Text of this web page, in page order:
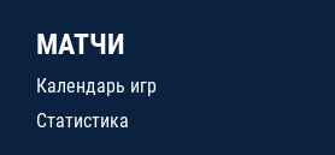
МАТЧИ
Календарь игр
Статистика